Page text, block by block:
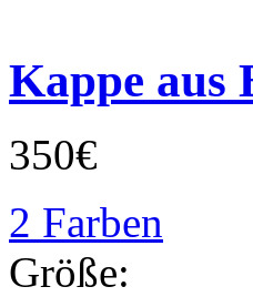
Kappe aus
350€
2 Farben
Größe: